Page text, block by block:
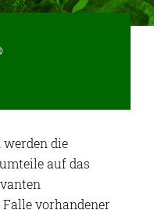
die
auf das
vorhandener